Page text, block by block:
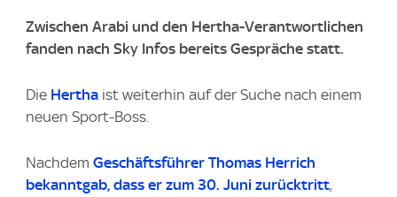
Zwischen Arabi und den Hertha-Verantwortlichen
fanden nach Sky Infos bereits Gespräche statt.
Die Hertha ist weiterhin auf der Suche nach einem
neuen Sport-Boss.
Nachdem Geschäftsführer Thomas Herrich
bekanntgab, dass er zum 30. Juni zurücktritt,